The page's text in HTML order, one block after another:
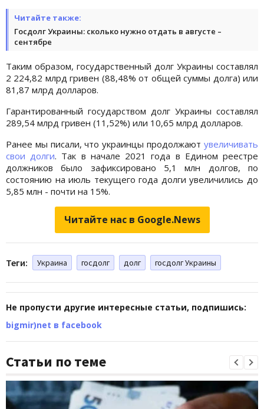
Читайте также:
Госдолг Украины: сколько нужно отдать в августе –
сентябре
Таким образом, государственный долг Украины составлял
2 224,82 млрд гривен (88,48% от общей суммы долга) или
81,87 млрд долларов.
Гарантированный государством долг Украины составлял
289,54 млрд гривен (11,52%) или 10,65 млрд долларов.
Ранее мы писали, что украинцы продолжают увеличивать
свои долги. Так в начале 2021 года в Едином реестре
должников было зафиксировано 5,1 млн долгов, по
состоянию на июль текущего года долги увеличились до
5,85 млн - почти на 15%.
Читайте нас в Google.News
Теги: Украина госдолг долг госдолг Украины
Не пропусти другие интересные статьи, подпишись:
bigmir)net в facebook
Статьи по теме